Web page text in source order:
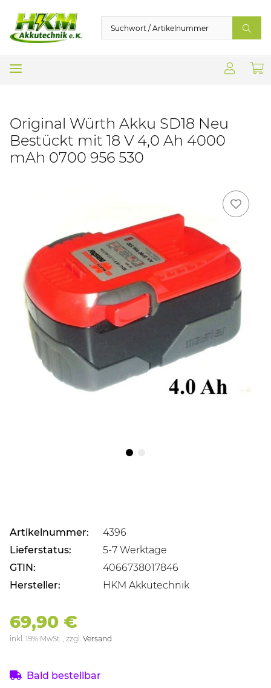
Original Würth Akku SD18 Neu
Bestückt mit 18 V 4,0 Ah 4000
mAh 0700 956 530
Artikelnummer:
4396
Lieferstatus:
5-7 Werktage
GTIN:
4066738017846
Hersteller:
HKM Akkutechnik
69,90 €
inkl. 19% MwSt. , zzgl. Versand
Bald bestellbar